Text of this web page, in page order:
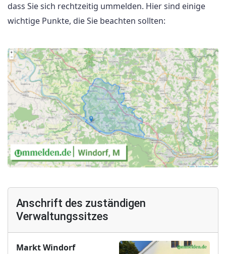
dass Sie sich rechtzeitig ummelden. Hier sind einige
wichtige Punkte, die Sie beachten sollten:
Anschrift des zuständigen
Verwaltungssitzes
Markt Windorf